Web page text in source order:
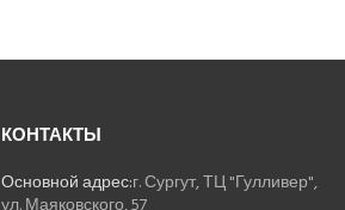
КОНТАКТЫ
Основной адрес:г. Сургут, ТЦ "Гулливер",